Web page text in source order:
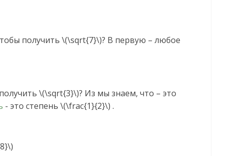
получить \(\sqrt{7}\)? В первую – любое
\(\sqrt{3}\)? Из мы знаем, что – это
- это степень \(\frac{1}{2}\) .